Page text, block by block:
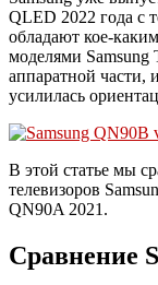
QLED 2022 года с
обладают кое-
моделями Samsung
аппаратной части,
усилилась
В этой статье мы
телевизоров
QN90A 2021.
Сравнение